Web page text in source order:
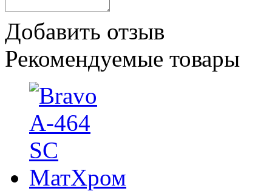
Добавить отзыв
Рекомендуемые товары